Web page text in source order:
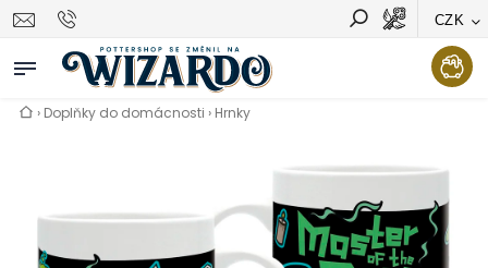
CZK
Vyhledávání Hledat
› Doplňky do domácnosti › Hrnky